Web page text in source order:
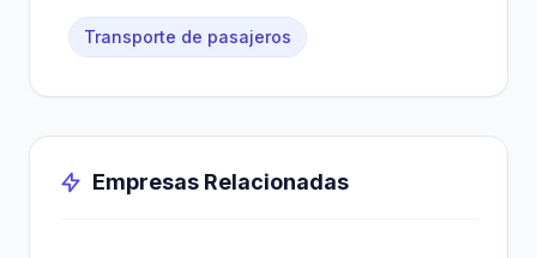
Transporte de pasajeros
Empresas Relacionadas